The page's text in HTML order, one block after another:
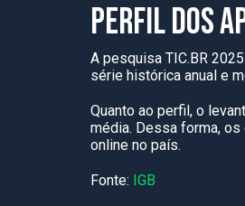
PERFIL DOS
A pesquisa TIC.BR
série histórica anual e
Quanto ao perfil, o
média. Dessa forma,
online no país.
Fonte: IGB